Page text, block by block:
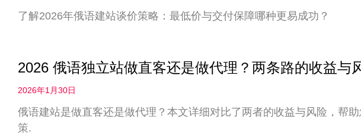
了解2026年俄语建站谈价策略：最低价与交付保障哪种更易成功？
2026 俄语独立站做直客还是做代理？两条路的收益与
2026年1月30日
俄语建站是做直客还是做代理？本文详细对比了两者的收益与风险，帮
策.